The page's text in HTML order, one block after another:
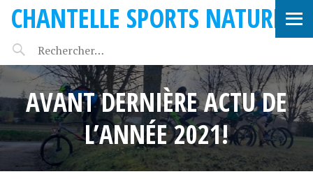
CHANTELLE SPORTS NATURE
AVANT DERNIÈRE ACTU DE
L’ANNÉE 2021!